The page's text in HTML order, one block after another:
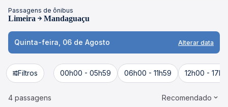
Passagens de ônibus
Limeira Mandaguaçu
Quinta-feira, 06 de Agosto Alterar data
Filtros 00h00 - 05h59 06h00 - 11h59 12h00 -
4 passagens Recomendado